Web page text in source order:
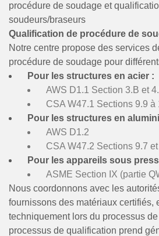
procédure de soudage et
soudeurs/braseurs
Qualification de procédure de
Notre centre propose des services
procédure de soudage pour
Pour les structures en acier :
AWS D1.1 Section 3.B et
CSA W47.1 Sections 9.9 à
Pour les structures en
AWS D1.2
CSA W47.2 Sections 9.7 et
Pour les appareils sous
ASME Section IX (partie
Nous coordonnons avec les
fournissons des matériaux certifiés,
techniquement lors du processus
processus de qualification prend